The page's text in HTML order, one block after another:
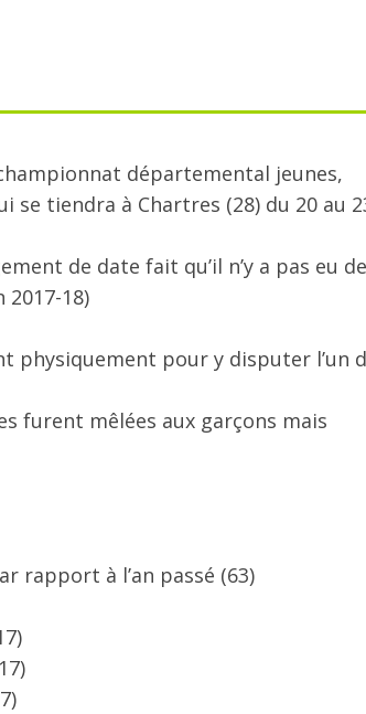
départemental jeunes,
tiendra à Chartres (28) du 20 au
de date fait qu’il n’y a pas eu de
18)
physiquement pour y disputer l’un
furent mêlées aux garçons mais
rapport à l’an passé (63)